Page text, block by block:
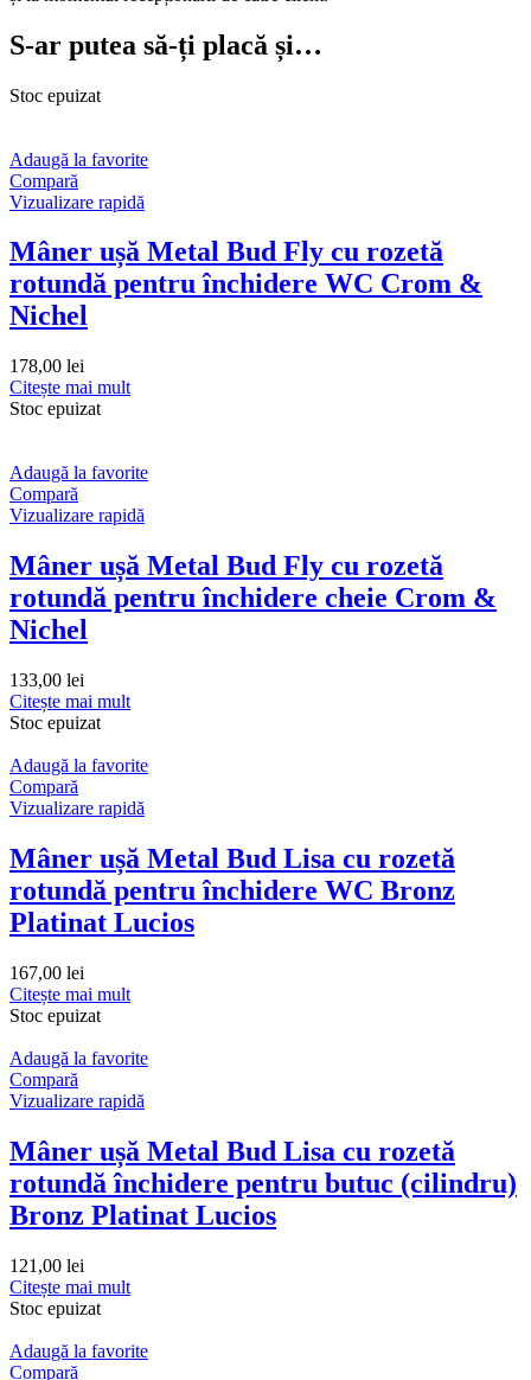
S-ar putea să-ți placă și…
Stoc epuizat
Adaugă la favorite
Compară
Vizualizare rapidă
Mâner ușă Metal Bud Fly cu rozetă
rotundă pentru închidere WC Crom &
Nichel
178,00 lei
Citește mai mult
Stoc epuizat
Adaugă la favorite
Compară
Vizualizare rapidă
Mâner ușă Metal Bud Fly cu rozetă
rotundă pentru închidere cheie Crom &
Nichel
133,00 lei
Citește mai mult
Stoc epuizat
Adaugă la favorite
Compară
Vizualizare rapidă
Mâner ușă Metal Bud Lisa cu rozetă
rotundă pentru închidere WC Bronz
Platinat Lucios
167,00 lei
Citește mai mult
Stoc epuizat
Adaugă la favorite
Compară
Vizualizare rapidă
Mâner ușă Metal Bud Lisa cu rozetă
rotundă închidere pentru butuc (cilindru)
Bronz Platinat Lucios
121,00 lei
Citește mai mult
Stoc epuizat
Adaugă la favorite
Compară